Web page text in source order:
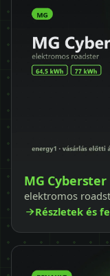
MG Cyberster
elektromos
Részletek és